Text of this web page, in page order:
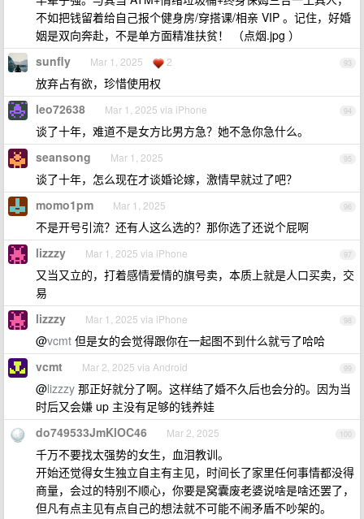
不如把钱留着给自己报个健身房/穿搭课/相亲 VIP 。记住，好婚
姻是双向奔赴，不是单方面精准扶贫！ （点烟.jpg ）
93
sunfly Mar 1, 2025 2
放弃占有欲，珍惜使用权
94
leo72638 Mar 1, 2025 via iPhone
谈了十年，难道不是女方比男方急？她不急你急什么。
95
seansong Mar 1, 2025
谈了十年，怎么现在才谈婚论嫁，激情早就过了吧？
96
momo1pm Mar 1, 2025
不是开号引流？还有人这么选的？那你选了还说个屁啊
97
lizzzy Mar 1, 2025 via iPhone
又当又立的，打着感情爱情的旗号卖，本质上就是人口买卖，交
易
98
lizzzy Mar 1, 2025 via iPhone
@vcmt 但是女的会觉得跟你在一起图不到什么就亏了哈哈
99
vcmt Mar 2, 2025 via Android
@lizzzy 那正好就分了啊。这样结了婚不久后也会分的。因为当
时后又会嫌 up 主没有足够的钱养娃
100
do749533JmKlOC46 Mar 2, 2025
千万不要找太强势的女生，血泪教训。
开始还觉得女生独立自主有主见，时间长了家里任何事情都没得
商量，会过的特别不顺心，你要是窝囊废老婆说啥是啥还罢了，
但凡有点主见有点自己的想法就不可能不闹矛盾不吵架的。